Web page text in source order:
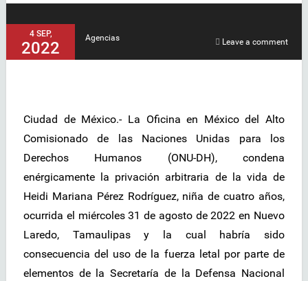
4 SEP,
2022
Agencias Leave a comment
Ciudad de México.- La Oficina en México del Alto
Comisionado de las Naciones Unidas para los
Derechos Humanos (ONU-DH), condena
enérgicamente la privación arbitraria de la vida de
Heidi Mariana Pérez Rodríguez, niña de cuatro años,
ocurrida el miércoles 31 de agosto de 2022 en Nuevo
Laredo, Tamaulipas y la cual habría sido
consecuencia del uso de la fuerza letal por parte de
elementos de la Secretaría de la Defensa Nacional